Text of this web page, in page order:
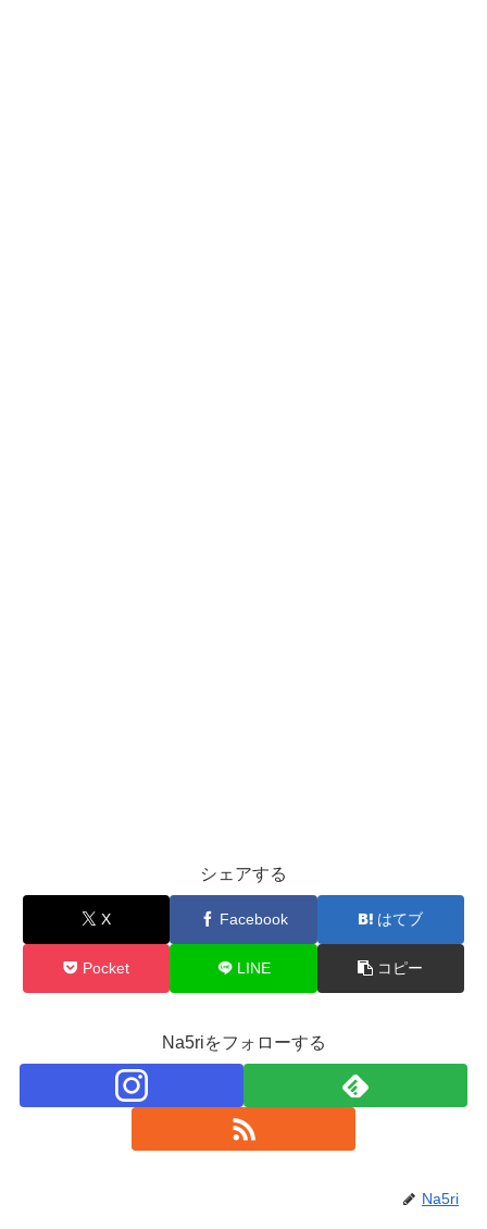
シェアする
X Facebook はてブ
Pocket LINE コピー
Na5riをフォローする
Na5ri